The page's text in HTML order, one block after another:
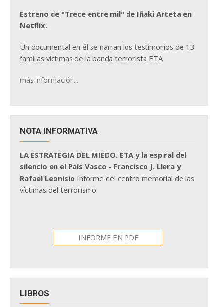
Estreno de "Trece entre mil" de Iñaki Arteta en
Netflix.
Un documental en él se narran los testimonios de 13
familias víctimas de la banda terrorista ETA.
más información...
NOTA INFORMATIVA
LA ESTRATEGIA DEL MIEDO. ETA y la espiral del
silencio en el País Vasco - Francisco J. Llera y
Rafael Leonisio Informe del centro memorial de las
víctimas del terrorismo
INFORME EN PDF
LIBROS